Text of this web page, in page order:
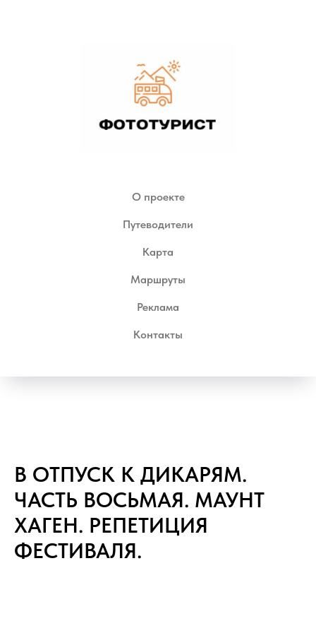
О проекте
Путеводители
Карта
Маршруты
Реклама
Контакты
В ОТПУСК К ДИКАРЯМ.
ЧАСТЬ ВОСЬМАЯ. МАУНТ
ХАГЕН. РЕПЕТИЦИЯ
ФЕСТИВАЛЯ.